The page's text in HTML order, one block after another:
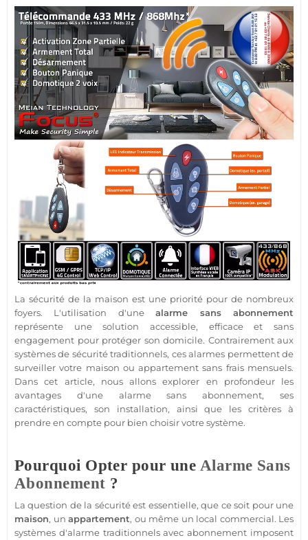
La sécurité de la maison est une priorité pour de nombreux
foyers. L'utilisation d'unealarme sans abonnement
représente une solution accessible, efficace et sans
engagement pour protéger son domicile. Contrairement aux
systèmes de sécuritétraditionnels, ces alarmes permettent de
surveiller votre maison ouappartement sans frais mensuels.
Dans cet article, nous allons explorer en profondeur les
avantages d'une alarme sans abonnement, ses
caractéristiques, son installation, ainsi que les critères à
prendre en compte pour bien choisir votresystème.
Pourquoi Opter pour une Alarme Sans
Abonnement ?
La question de la sécuritéest essentielle, que ce soit pour une
maison, un appartement, ou même un local commercial. Les
systèmes d'alarmetraditionnels avec abonnement imposent